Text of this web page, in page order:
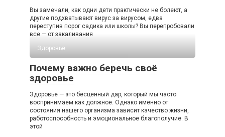
Вы замечали, как одни дети практически не болеют, а
другие подхватывают вирус за вирусом, едва
переступив порог садика или школы? Вы перепробовали
все — от закаливания
Здоровье
Почему важно беречь своё
здоровье
Здоровье — это бесценный дар, который мы часто
воспринимаем как должное. Однако именно от
состояния нашего организма зависит качество жизни,
работоспособность и эмоциональное благополучие. В
этой